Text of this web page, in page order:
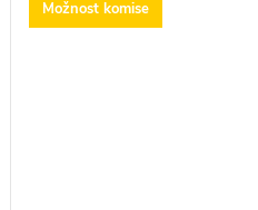
Možnost komise